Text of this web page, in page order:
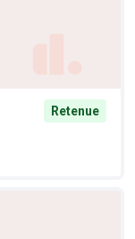
Retenue